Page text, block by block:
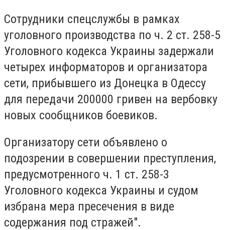
Сотрудники спецслужбы в рамках
уголовного производства по ч. 2 ст. 258-5
Уголовного кодекса Украины задержали
четырех информаторов и организатора
сети, прибывшего из Донецка в Одессу
для передачи 200000 гривен на вербовку
новых сообщников боевиков.
Организатору сети объявлено о
подозрении в совершении преступления,
предусмотренного ч. 1 ст. 258-3
Уголовного кодекса Украины и судом
избрана мера пресечения в виде
содержания под стражей".